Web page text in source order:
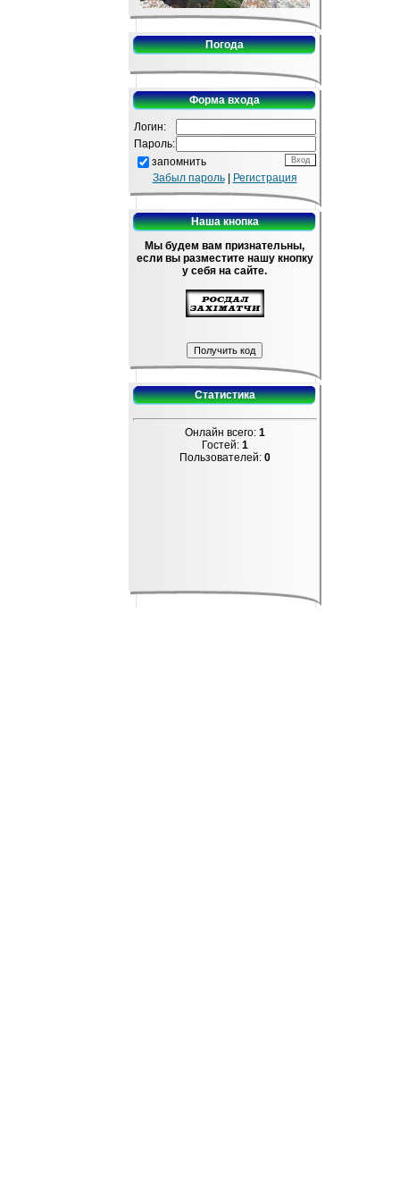
Погода
Форма входа
Логин:
Пароль:
запомнить
Забыл пароль| Регистрация
Наша кнопка
Мы будем вам признательны,
если вы разместите нашу кнопку
у себя на сайте.
Статистика
Онлайн всего: 1
Гостей: 1
Пользователей: 0